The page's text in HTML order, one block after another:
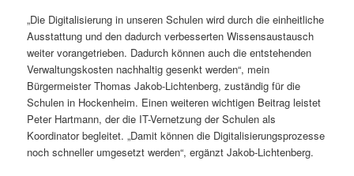
„Die Digitalisierung in unseren Schulen wird durch die einheitliche
Ausstattung und den dadurch verbesserten Wissensaustausch
weiter vorangetrieben. Dadurch können auch die entstehenden
Verwaltungskosten nachhaltig gesenkt werden“, mein
Bürgermeister Thomas Jakob-Lichtenberg, zuständig für die
Schulen in Hockenheim. Einen weiteren wichtigen Beitrag leistet
Peter Hartmann, der die IT-Vernetzung der Schulen als
Koordinator begleitet. „Damit können die Digitalisierungsprozesse
noch schneller umgesetzt werden“, ergänzt Jakob-Lichtenberg.